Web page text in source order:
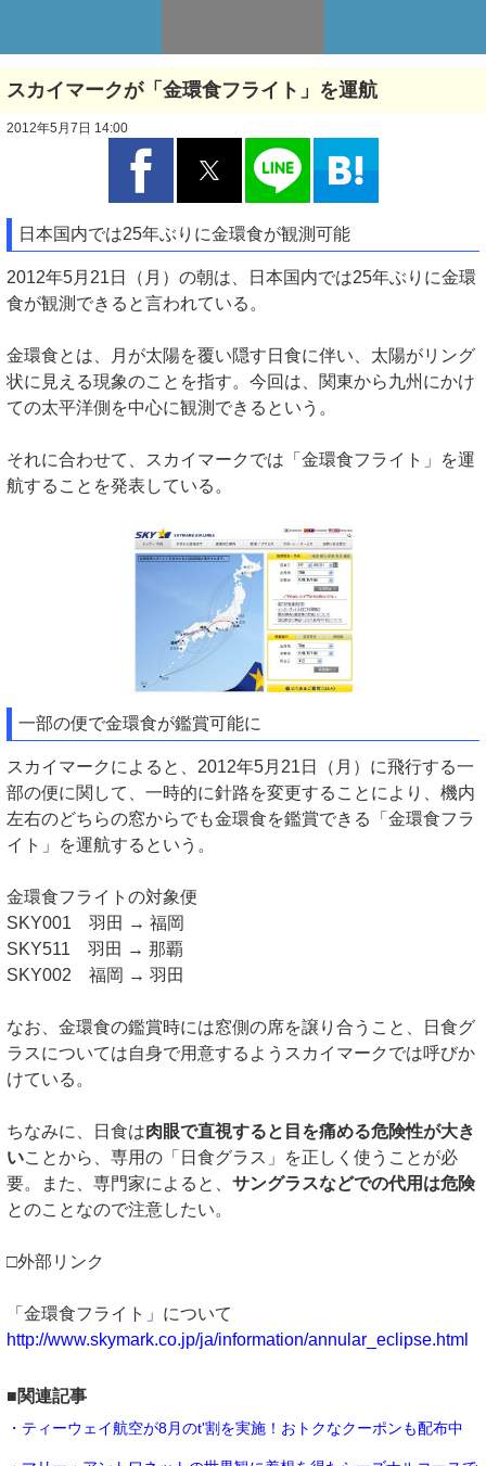
スカイマークが「金環食フライト」を運航
2012年5月7日 14:00
日本国内では25年ぶりに金環食が観測可能
2012年5月21日（月）の朝は、日本国内では25年ぶりに金環
食が観測できると言われている。
金環食とは、月が太陽を覆い隠す日食に伴い、太陽がリング
状に見える現象のことを指す。今回は、関東から九州にかけ
ての太平洋側を中心に観測できるという。
それに合わせて、スカイマークでは「金環食フライト」を運
航することを発表している。
一部の便で金環食が鑑賞可能に
スカイマークによると、2012年5月21日（月）に飛行する一
部の便に関して、一時的に針路を変更することにより、機内
左右のどちらの窓からでも金環食を鑑賞できる「金環食フラ
イト」を運航するという。
金環食フライトの対象便
SKY001 羽田 → 福岡
SKY511 羽田 → 那覇
SKY002 福岡 → 羽田
なお、金環食の鑑賞時には窓側の席を譲り合うこと、日食グ
ラスについては自身で用意するようスカイマークでは呼びか
けている。
ちなみに、日食は肉眼で直視すると目を痛める危険性が大き
いことから、専用の「日食グラス」を正しく使うことが必
要。また、専門家によると、 サングラスなどでの代用は危険
とのことなので注意したい。
□外部リンク
「金環食フライト」について
http://www.skymark.co.jp/ja/information/annular_eclipse.html
■関連記事
・ティーウェイ航空が8月のt'割を実施！おトクなクーポンも配布中